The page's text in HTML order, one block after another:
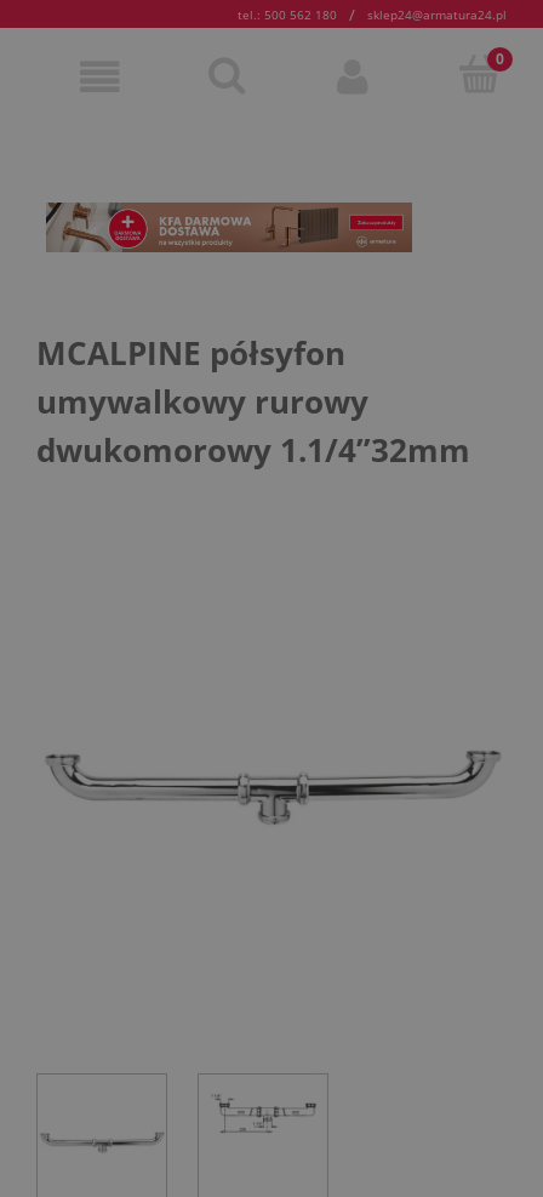
tel.: 500 562 180 / sklep24@armatura24.pl
MCALPINE półsyfon
umywalkowy rurowy
dwukomorowy 1.1/4”32mm